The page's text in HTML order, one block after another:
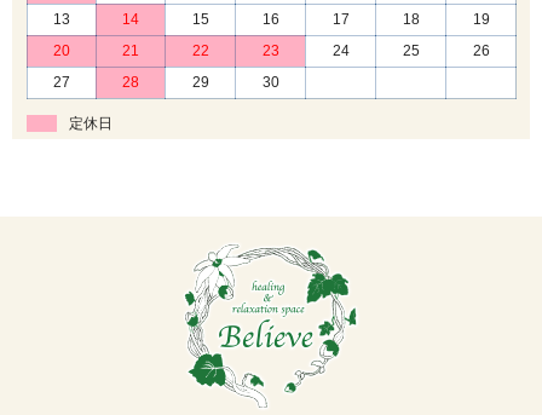
13
14 15 16 17 18
19
20
21 22 23 24 25
26
27
28 29 30
定休日